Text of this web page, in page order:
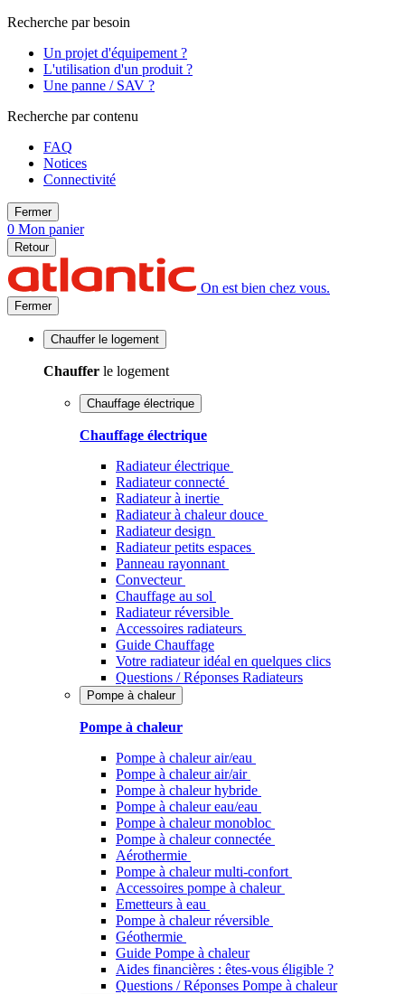
Recherche par besoin
Un projet d'équipement ?
L'utilisation d'un produit ?
Une panne / SAV ?
Recherche par contenu
FAQ
Notices
Connectivité
Fermer
0 Mon panier
Retour
On est bien chez vous.
Fermer
Chauffer le logement
Chauffer le logement
Chauffage électrique
Chauffage électrique
Radiateur électrique
Radiateur connecté
Radiateur à inertie
Radiateur à chaleur douce
Radiateur design
Radiateur petits espaces
Panneau rayonnant
Convecteur
Chauffage au sol
Radiateur réversible
Accessoires radiateurs
Guide Chauffage
Votre radiateur idéal en quelques clics
Questions / Réponses Radiateurs
Pompe à chaleur
Pompe à chaleur
Pompe à chaleur air/eau
Pompe à chaleur air/air
Pompe à chaleur hybride
Pompe à chaleur​ eau/eau
Pompe à chaleur monobloc
Pompe à chaleur connectée
Aérothermie
Pompe à chaleur multi-confort
Accessoires pompe à chaleur
Emetteurs à eau
Pompe à chaleur réversible
Géothermie
Guide Pompe à chaleur
Aides financières : êtes-vous éligible ?
Questions / Réponses Pompe à chaleur